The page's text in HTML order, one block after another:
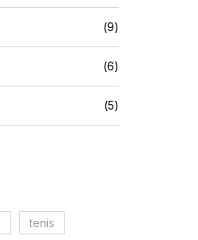
(9)
(6)
(5)
tenis